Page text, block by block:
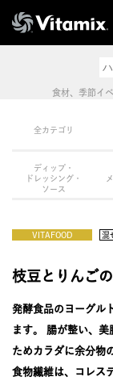
食材、季節イ
全カテゴリ
ディップ・
ドレッシング・
ソース
VITAFOOD 混
枝豆とりんご
発酵食品のヨーグル
ます。 腸が整い、
ためカラダに余分物
食物繊維は、コレス